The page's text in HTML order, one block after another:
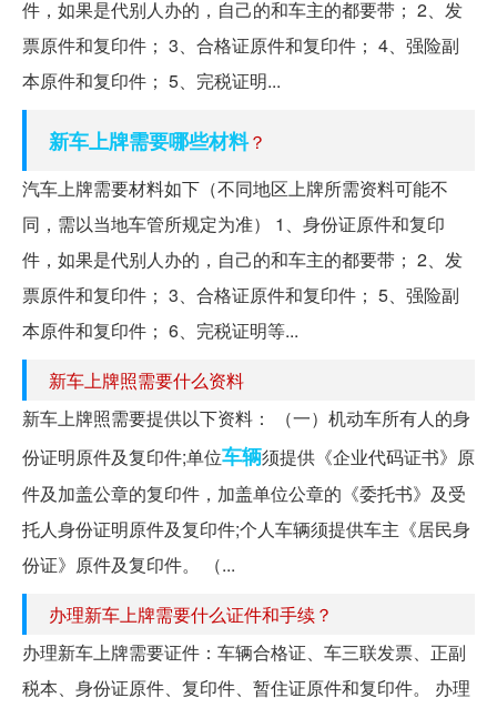
件，如果是代别人办的，自己的和车主的都要带； 2、发
票原件和复印件； 3、合格证原件和复印件； 4、强险副
本原件和复印件； 5、完税证明...
新车上牌需要哪些材料？
汽车上牌需要材料如下（不同地区上牌所需资料可能不
同，需以当地车管所规定为准） 1、身份证原件和复印
件，如果是代别人办的，自己的和车主的都要带； 2、发
票原件和复印件； 3、合格证原件和复印件； 5、强险副
本原件和复印件； 6、完税证明等...
新车上牌照需要什么资料
新车上牌照需要提供以下资料： （一）机动车所有人的身
份证明原件及复印件;单位车辆须提供《企业代码证书》原
件及加盖公章的复印件，加盖单位公章的《委托书》及受
托人身份证明原件及复印件;个人车辆须提供车主《居民身
份证》原件及复印件。 （...
办理新车上牌需要什么证件和手续？
办理新车上牌需要证件：车辆合格证、车三联发票、正副
税本、身份证原件、复印件、暂住证原件和复印件。 办理